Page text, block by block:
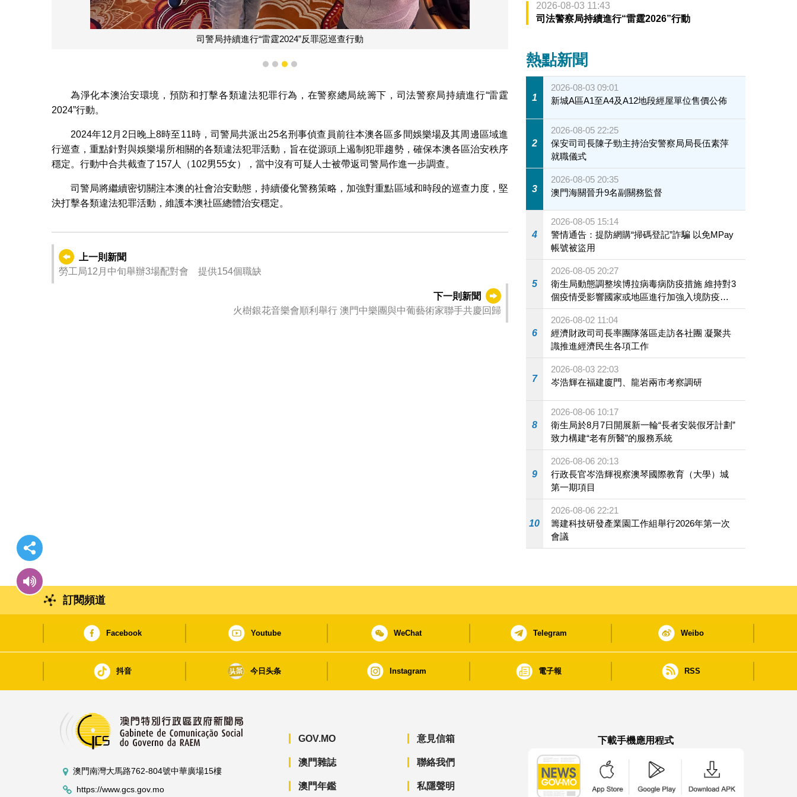
司警局持續進行“雷霆2024”反罪惡巡查行動
1 2 3 4
為淨化本澳治安環境，預防和打擊各類違法犯罪行為，在警察總局統籌下，司法警察局持續進行“雷霆
2024”行動。
2024年12月2日晚上8時至11時，司警局共派出25名刑事偵查員前往本澳各區多間娛樂場及其周邊區域進
行巡查，重點針對與娛樂場所相關的各類違法犯罪活動，旨在從源頭上遏制犯罪趨勢，確保本澳各區治安秩序
穩定。行動中合共截查了157人（102男55女），當中沒有可疑人士被帶返司警局作進一步調查。
司警局將繼續密切關注本澳的社會治安動態，持續優化警務策略，加強對重點區域和時段的巡查力度，堅
決打擊各類違法犯罪活動，維護本澳社區總體治安穩定。
上一則新聞
勞工局12月中旬舉辦3場配對會 提供154個職缺
下一則新聞
火樹銀花音樂會順利舉行 澳門中樂團與中葡藝術家聯手共慶回歸
2026-08-03 11:43
司法警察局持續進行“雷霆2026”行動
熱點新聞
1
2026-08-03 09:01
新城A區A1至A4及A12地段經屋單位售價公佈
2
2026-08-05 22:25
保安司司長陳子勁主持治安警察局局長伍素萍
就職儀式
3
2026-08-05 20:35
澳門海關晉升9名副關務監督
4
2026-08-05 15:14
警情通告：提防網購“掃碼登記”詐騙 以免MPay
帳號被盜用
5
2026-08-05 20:27
衛生局動態調整埃博拉病毒病防疫措施 維持對3
個疫情受影響國家或地區進行加強入境防疫措
施
6
2026-08-02 11:04
經濟財政司司長率團隊落區走訪各社團 凝聚共
識推進經濟民生各項工作
7
2026-08-03 22:03
岑浩輝在福建廈門、龍岩兩市考察調研
8
2026-08-06 10:17
衛生局於8月7日開展新一輪“長者安裝假牙計劃”
致力構建“老有所醫”的服務系統
9
2026-08-06 20:13
行政長官岑浩輝視察澳琴國際教育（大學）城
第一期項目
10
2026-08-06 22:21
籌建科技研發產業園工作組舉行2026年第一次
會議
訂閱頻道
Facebook Youtube WeChat Telegram Weibo
抖音 今日头条 Instagram 電子報 RSS
澳門南灣大馬路762-804號中華廣場15樓
https://www.gcs.gov.mo
GOV.MO
澳門雜誌
澳門年鑑
意見信箱
聯絡我們
私隱聲明
下載手機應用程式